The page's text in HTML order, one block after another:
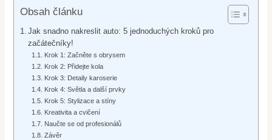
Obsah článku
Jak snadno nakreslit auto: 5 jednoduchých kroků pro
začátečníky!
Krok 1: Začněte s obrysem
Krok 2: Přidejte kola
Krok 3: Detaily karoserie
Krok 4: Světla a další prvky
Krok 5: Stylizace a stíny
Kreativita a cvičení
Naučte se od profesionálů
Závěr